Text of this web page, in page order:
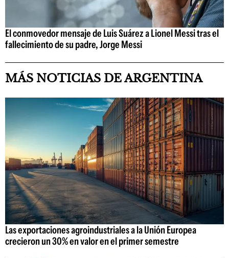
El conmovedor mensaje de Luis Suárez a Lionel Messi tras el
fallecimiento de su padre, Jorge Messi
MÁS NOTICIAS DE ARGENTINA
Las exportaciones agroindustriales a la Unión Europea
crecieron un 30% en valor en el primer semestre